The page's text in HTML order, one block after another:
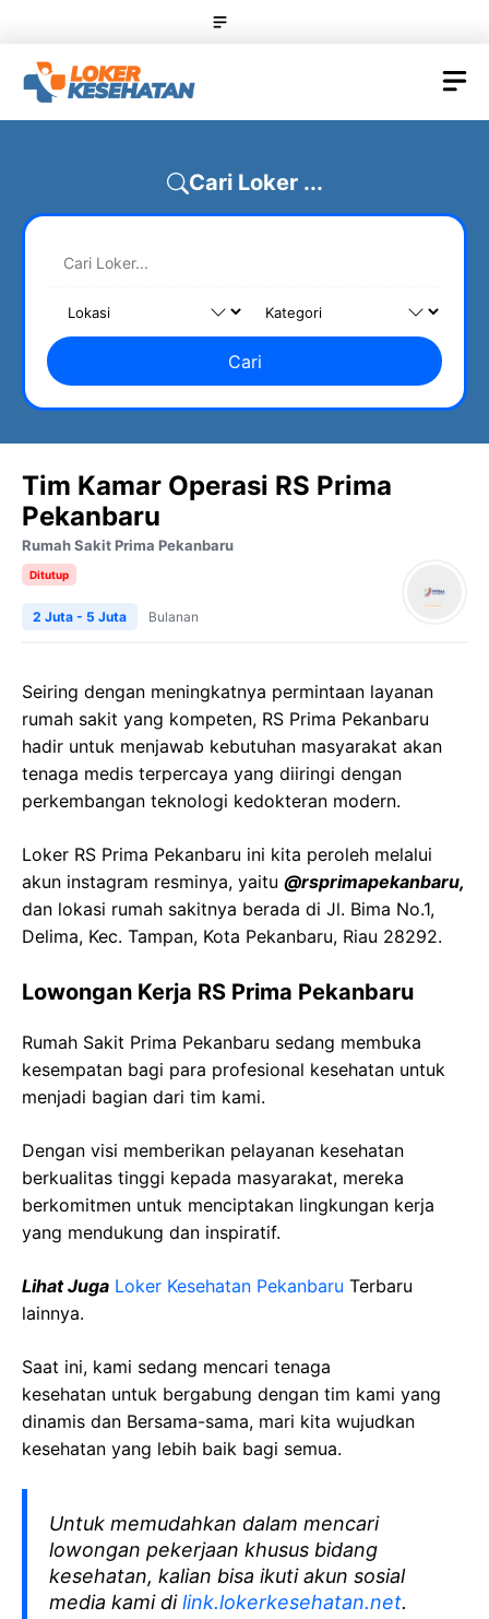
content
Cari Loker ...
Cari
Tim Kamar Operasi RS Prima
Pekanbaru
Rumah Sakit Prima Pekanbaru
Ditutup
2 Juta - 5 Juta Bulanan
Seiring dengan meningkatnya permintaan layanan
rumah sakit yang kompeten, RS Prima Pekanbaru
hadir untuk menjawab kebutuhan masyarakat akan
tenaga medis terpercaya yang diiringi dengan
perkembangan teknologi kedokteran modern.
Loker RS Prima Pekanbaru ini kita peroleh melalui
akun instagram resminya, yaitu @rsprimapekanbaru,
dan lokasi rumah sakitnya berada di Jl. Bima No.1,
Delima, Kec. Tampan, Kota Pekanbaru, Riau 28292.
Lowongan Kerja RS Prima Pekanbaru
Rumah Sakit Prima Pekanbaru sedang membuka
kesempatan bagi para profesional kesehatan untuk
menjadi bagian dari tim kami.
Dengan visi memberikan pelayanan kesehatan
berkualitas tinggi kepada masyarakat, mereka
berkomitmen untuk menciptakan lingkungan kerja
yang mendukung dan inspiratif.
Lihat Juga Loker Kesehatan Pekanbaru Terbaru
lainnya.
Saat ini, kami sedang mencari tenaga
kesehatan untuk bergabung dengan tim kami yang
dinamis dan Bersama-sama, mari kita wujudkan
kesehatan yang lebih baik bagi semua.
Untuk memudahkan dalam mencari
lowongan pekerjaan khusus bidang
kesehatan, kalian bisa ikuti akun sosial
media kami dilink.lokerkesehatan.net.